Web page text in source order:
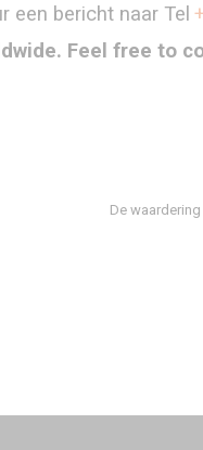
een bericht naar Tel
Feel free to
De